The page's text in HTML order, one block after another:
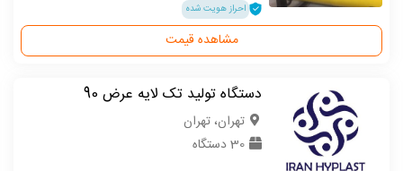
احراز هویت شده
مشاهده قیمت
دستگاه تولید تک لایه عرض 90
تهران، تهران
30 دستگاه